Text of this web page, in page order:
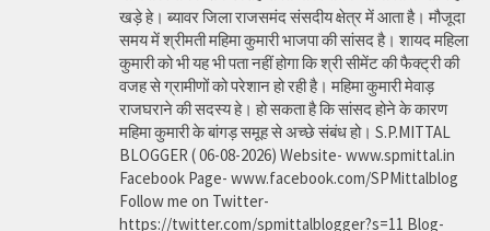
खड़े हे। ब्यावर जिला राजसमंद संसदीय क्षेत्र में आता है। मौजूदा
समय में श्रीमती महिमा कुमारी भाजपा की सांसद है। शायद महिला
कुमारी को भी यह भी पता नहीं होगा कि श्री सीमेंट की फैक्ट्री की
वजह से ग्रामीणों को परेशान हो रही है। महिमा कुमारी मेवाड़
राजघराने की सदस्य हे। हो सकता है कि सांसद होने के कारण
महिमा कुमारी के बांगड़ समूह से अच्छे संबंध हो। S.P.MITTAL
BLOGGER ( 06-08-2026) Website- www.spmittal.in
Facebook Page- www.facebook.com/SPMittalblog
Follow me on Twitter-
https://twitter.com/spmittalblogger?s=11 Blog-